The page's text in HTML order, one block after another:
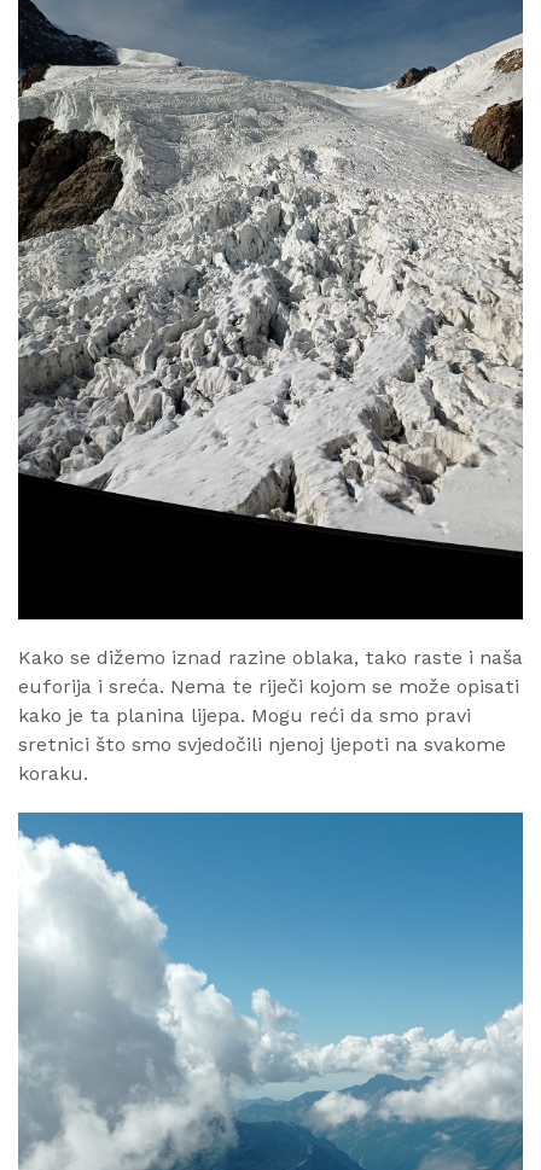
Kako se dižemo iznad razine oblaka, tako raste i naša
euforija i sreća. Nema te riječi kojom se može opisati
kako je ta planina lijepa. Mogu reći da smo pravi
sretnici što smo svjedočili njenoj ljepoti na svakome
koraku.